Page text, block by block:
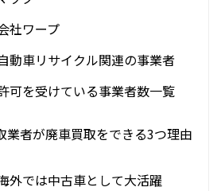
社ワープ
動車リサイクル関連の事業者
可を受けている事業者数一覧
業者が廃車買取をできる3つ理由
外では中古車として大活躍